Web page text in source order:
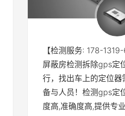
【检测服务: 178-
屏蔽房检测拆除gps定
行，找出车上的定位
备与人员！检测gps定
度高,准确度高,提供专